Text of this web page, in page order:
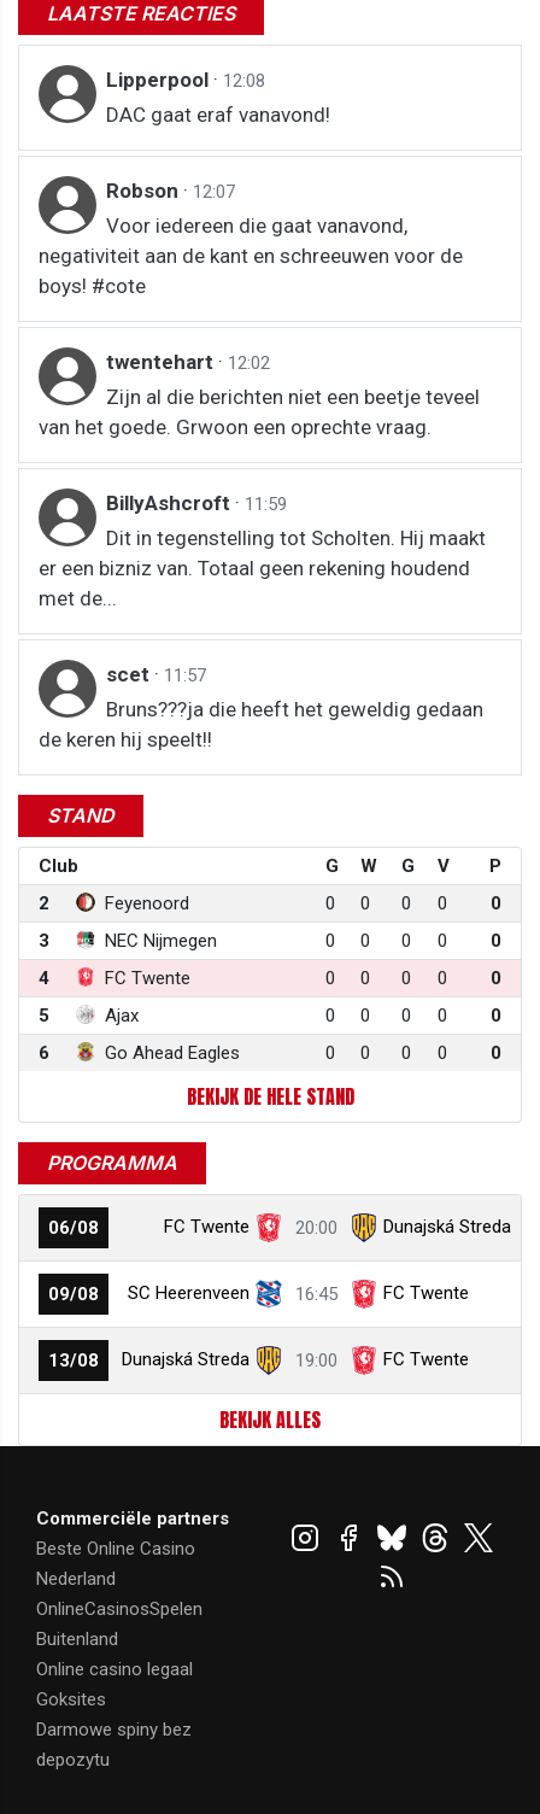
LAATSTE REACTIES
Lipperpool · 12:08
DAC gaat eraf vanavond!
Robson · 12:07
Voor iedereen die gaat vanavond,
negativiteit aan de kant en schreeuwen voor de
boys! #cote
twentehart · 12:02
Zijn al die berichten niet een beetje teveel
van het goede. Grwoon een oprechte vraag.
BillyAshcroft · 11:59
Dit in tegenstelling tot Scholten. Hij maakt
er een bizniz van. Totaal geen rekening houdend
met de...
scet · 11:57
Bruns???ja die heeft het geweldig gedaan
de keren hij speelt!!
STAND
Club G W G V
P
2
Feyenoord 0 0 0 0
0
3
NEC Nijmegen 0 0 0 0
0
4
FC Twente 0 0 0 0
0
5
Ajax 0 0 0 0
0
6
Go Ahead Eagles 0 0 0 0 0
BEKIJK DE HELE STAND
PROGRAMMA
06/08 FC Twente 20:00 Dunajská Streda
09/08 SC Heerenveen 16:45 FC Twente
13/08 Dunajská Streda 19:00 FC Twente
BEKIJK ALLES
Commerciële partners
Beste Online Casino
Nederland
OnlineCasinosSpelen
Buitenland
Online casino legaal
Goksites
Darmowe spiny bez
depozytu